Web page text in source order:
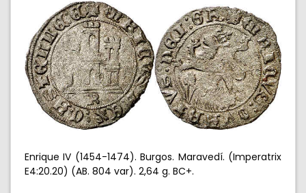
Enrique IV (1454-1474). Burgos. Maravedí. (Imperatrix
E4:20.20) (AB. 804 var). 2,64 g. BC+.